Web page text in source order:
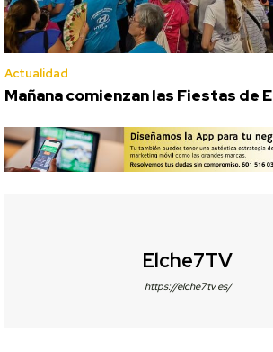
Actualidad
Mañana comienzan las Fiestas de
Elche7TV
https://elche7tv.es/